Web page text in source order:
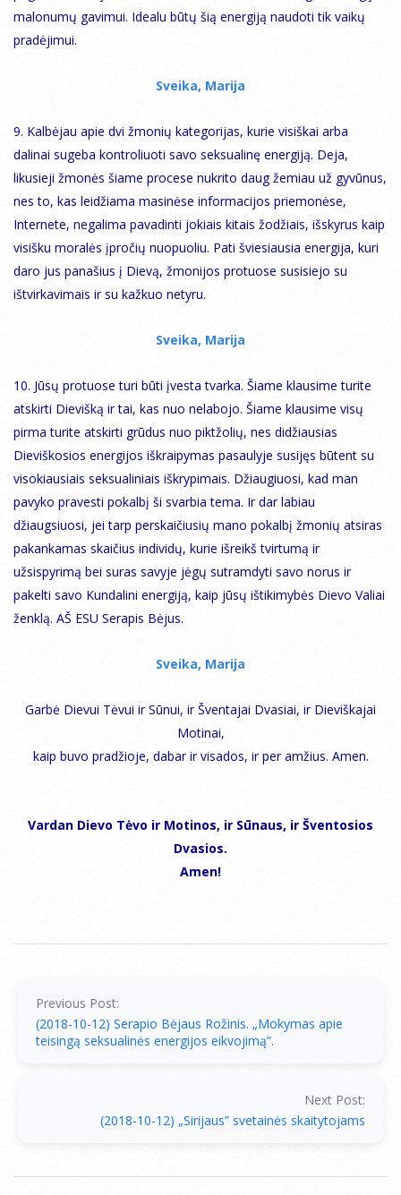
malonumų gavimui. Idealu būtų šią energiją naudoti tik vaikų
pradėjimui.
Sveika, Marija
9. Kalbėjau apie dvi žmonių kategorijas, kurie visiškai arba
dalinai sugeba kontroliuoti savo seksualinę energiją. Deja,
likusieji žmonės šiame procese nukrito daug žemiau už gyvūnus,
nes to, kas leidžiama masinėse informacijos priemonėse,
Internete, negalima pavadinti jokiais kitais žodžiais, išskyrus kaip
visišku moralės įpročių nuopuoliu. Pati šviesiausia energija, kuri
daro jus panašius į Dievą, žmonijos protuose susisiejo su
ištvirkavimais ir su kažkuo netyru.
Sveika, Marija
10. Jūsų protuose turi būti įvesta tvarka. Šiame klausime turite
atskirti Dievišką ir tai, kas nuo nelabojo. Šiame klausime visų
pirma turite atskirti grūdus nuo piktžolių, nes didžiausias
Dieviškosios energijos iškraipymas pasaulyje susijęs būtent su
visokiausiais seksualiniais iškrypimais. Džiaugiuosi, kad man
pavyko pravesti pokalbį ši svarbia tema. Ir dar labiau
džiaugsiuosi, jei tarp perskaičiusių mano pokalbį žmonių atsiras
pakankamas skaičius individų, kurie išreikš tvirtumą ir
užsispyrimą bei suras savyje jėgų sutramdyti savo norus ir
pakelti savo Kundalini energiją, kaip jūsų ištikimybės Dievo Valiai
ženklą. AŠ ESU Serapis Bėjus.
Sveika, Marija
Garbė Dievui Tėvui ir Sūnui, ir Šventajai Dvasiai, ir Dieviškajai
Motinai,
kaip buvo pradžioje, dabar ir visados, ir per amžius. Amen.
Vardan Dievo Tėvo ir Motinos, ir Sūnaus, ir Šventosios
Dvasios.
Amen!
Previous Post:
(2018-10-12) Serapio Bėjaus Rožinis. „Mokymas apie
teisingą seksualinės energijos eikvojimą”.
Next Post:
(2018-10-12) „Sirijaus” svetainės skaitytojams